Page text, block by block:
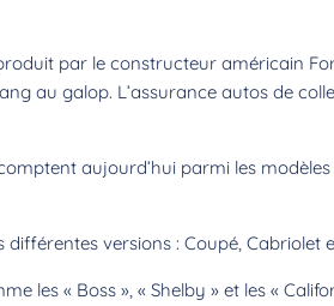
par le constructeur américain
au galop. L’assurance autos de
aujourd’hui parmi les
versions : Coupé, Cabriolet
les « Boss », « Shelby » et les «